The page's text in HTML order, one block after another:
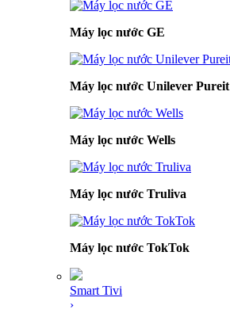
Máy lọc nước GE
Máy lọc nước Unilever Pureit
Máy lọc nước Wells
Máy lọc nước Truliva
Máy lọc nước TokTok
Smart Tivi
›